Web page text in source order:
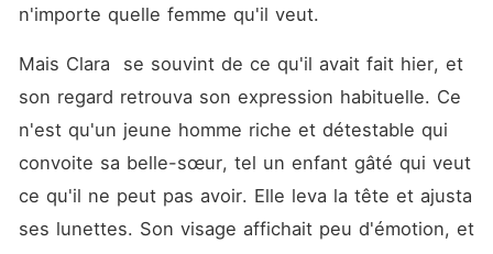
n'importe quelle femme qu'il veut.
Mais Clara  se souvint de ce qu'il avait fait hier, et
son regard retrouva son expression habituelle. Ce
n'est qu'un jeune homme riche et détestable qui
convoite sa belle-sœur, tel un enfant gâté qui veut
ce qu'il ne peut pas avoir. Elle leva la tête et ajusta
ses lunettes. Son visage affichait peu d'émotion, et